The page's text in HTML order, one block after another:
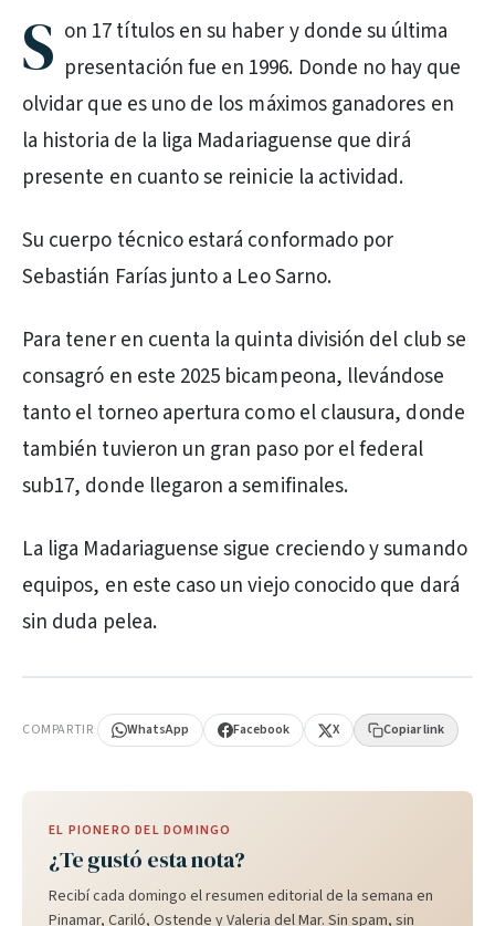
S on 17 títulos en su haber y donde su última
presentación fue en 1996. Donde no hay que
olvidar que es uno de los máximos ganadores en
la historia de la liga Madariaguense que dirá
presente en cuanto se reinicie la actividad.
Su cuerpo técnico estará conformado por
Sebastián Farías junto a Leo Sarno.
Para tener en cuenta la quinta división del club se
consagró en este 2025 bicampeona, llevándose
tanto el torneo apertura como el clausura, donde
también tuvieron un gran paso por el federal
sub17, donde llegaron a semifinales.
La liga Madariaguense sigue creciendo y sumando
equipos, en este caso un viejo conocido que dará
sin duda pelea.
COMPARTIR WhatsApp Facebook X Copiar link
EL PIONERO DEL DOMINGO
¿Te gustó esta nota?
Recibí cada domingo el resumen editorial de la semana en
Pinamar, Cariló, Ostende y Valeria del Mar. Sin spam, sin